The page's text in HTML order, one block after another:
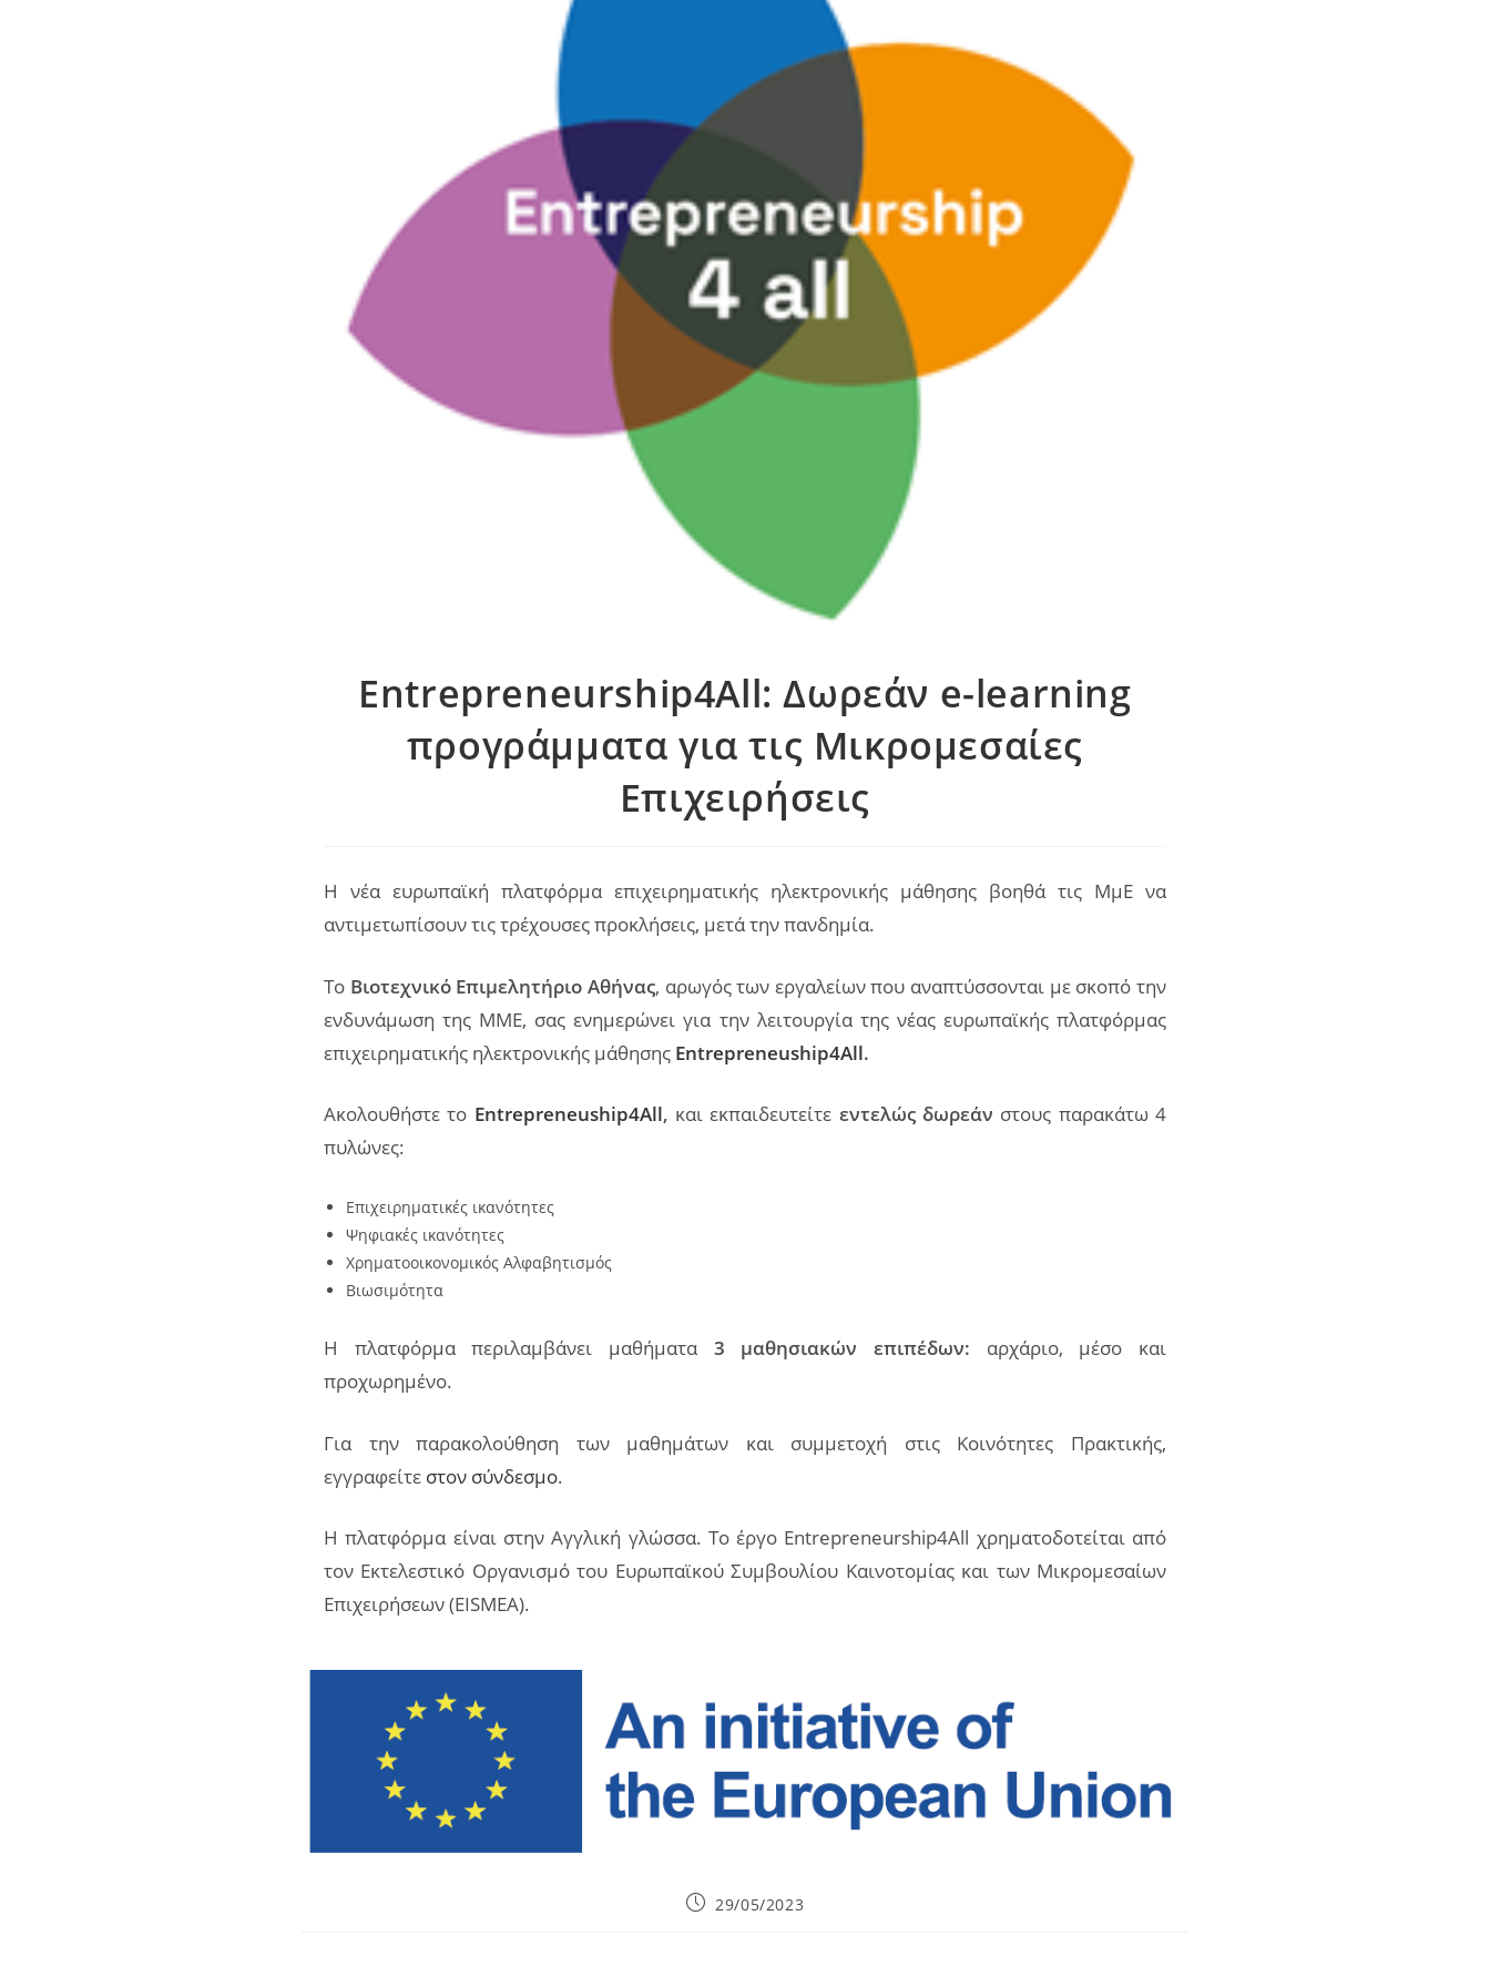
Entrepreneurship4All: Δωρεάν e-learning
προγράμματα για τις Μικρομεσαίες
Επιχειρήσεις
Η νέα ευρωπαϊκή πλατφόρμα επιχειρηματικής ηλεκτρονικής μάθησης βοηθά τις ΜμΕ να
αντιμετωπίσουν τις τρέχουσες προκλήσεις, μετά την πανδημία.
Το Βιοτεχνικό Επιμελητήριο Αθήνας, αρωγός των εργαλείων που αναπτύσσονται με σκοπό την
ενδυνάμωση της ΜΜΕ, σας ενημερώνει για την λειτουργία της νέας ευρωπαϊκής πλατφόρμας
επιχειρηματικής ηλεκτρονικής μάθησης Entrepreneuship4All.
Ακολουθήστε το Entrepreneuship4All, και εκπαιδευτείτε εντελώς δωρεάν στους παρακάτω 4
πυλώνες:
Επιχειρηματικές ικανότητες
Ψηφιακές ικανότητες
Χρηματοοικονομικός Αλφαβητισμός
Βιωσιμότητα
Η πλατφόρμα περιλαμβάνει μαθήματα 3 μαθησιακών επιπέδων: αρχάριο, μέσο και
προχωρημένο.
Για την παρακολούθηση των μαθημάτων και συμμετοχή στις Κοινότητες Πρακτικής,
εγγραφείτε στον σύνδεσμο.
Η πλατφόρμα είναι στην Αγγλική γλώσσα. Το έργο Entrepreneurship4All χρηματοδοτείται από
τον Εκτελεστικό Οργανισμό του Ευρωπαϊκού Συμβουλίου Καινοτομίας και των Μικρομεσαίων
Επιχειρήσεων (EISMEA).
Post29/05/2023